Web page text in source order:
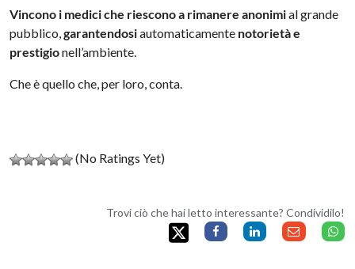
Vincono i medici che riescono a rimanere anonimial grande
pubblico,garantendosiautomaticamente notorietà e
prestigionell’ambiente.
Che è quello che, per loro, conta.
(No Ratings Yet)
Trovi ciò che hai letto interessante? Condividilo!